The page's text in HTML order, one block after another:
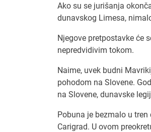
Ako su se jurišanja
dunavskog Limesa,
Njegove pretpostavke će
nepredvidivim tokom.
Naime, uvek budni
pohodom na Slovene.
na Slovene, dunavske
Pobuna je bezmalo u
Carigrad. U ovom